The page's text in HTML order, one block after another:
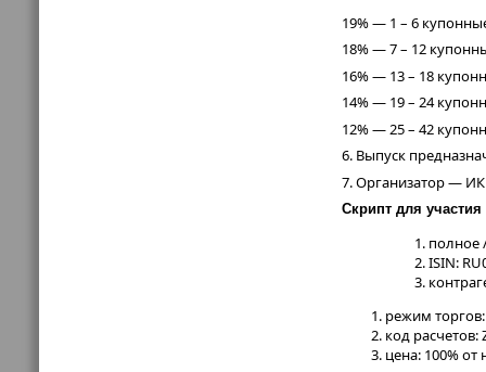
19% — 1 – 6
18% — 7 – 12
16% — 13 – 18
14% — 19 – 24
12% — 25 – 42
6. Выпуск
7. Организатор —
Скрипт для
полное
ISIN:
режим
код расчетов:
цена: 100%